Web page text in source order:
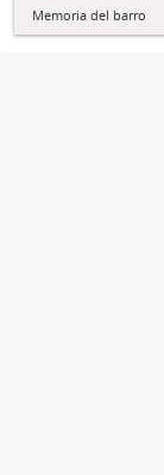
Memoria del barro